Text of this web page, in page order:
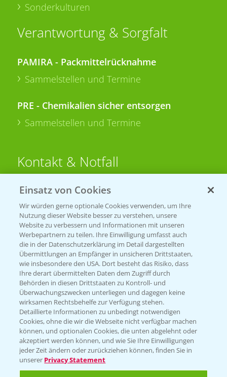
Sonderkulturen
Verantwortung & Sorgfalt
PAMIRA - Packmittelrücknahme
Sammelstellen und Termine
PRE - Chemikalien sicher entsorgen
Sammelstellen und Termine
Kontakt & Notfall
Beratung auf WhatsApp
T.+49 (0)174 346 564 1
KONTAKT
Hilfe in Notfällen
T.+49 (0)214/30-20220
Folgen Sie uns
Einsatz von Cookies
Wir würden gerne optionale Cookies verwenden, um Ihre
Nutzung dieser Website besser zu verstehen, unsere
Website zu verbessern und Informationen mit unseren
Werbepartnern zu teilen. Ihre Einwilligung umfasst auch
die in der Datenschutzerklärung im Detail dargestellten
Übermittlungen an Empfänger in unsicheren Drittstaaten,
wie insbesondere den USA. Dort besteht das Risiko, dass
Ihre derart übermittelten Daten dem Zugriff durch
Behörden in diesen Drittstaaten zu Kontroll- und
Überwachungszwecken unterliegen und dagegen keine
wirksamen Rechtsbehelfe zur Verfügung stehen.
Detaillierte Informationen zu unbedingt notwendigen
Cookies, ohne die wir die Webseite nicht verfügbar machen
können, und optionalen Cookies, die unten abgelehnt oder
akzeptiert werden können, und wie Sie Ihre Einwilligungen
jeder Zeit ändern oder zurückziehen können, finden Sie in
unserer Privacy Statement